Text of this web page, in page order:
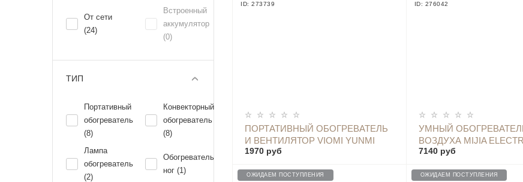
От сети
(24)
Встроенный
аккумулятор
(0)
ТИП
Портативный
обогреватель
(8)
Конвекторный
обогреватель
(8)
Лампа
обогреватель
(2)
Обогреватель
ног (1)
ID: 273739
ПОРТАТИВНЫЙ ОБОГРЕВАТЕЛЬ
И ВЕНТИЛЯТОР VIOMI YUNMI
COUNTERTOP HEATER - VXNF02
1970 руб
ОПОВЕСТИТЬ
ID: 276042
УМНЫЙ
ВОЗДУХА MIJIA
HEATER (220V,
(УЦЕНКА) - KRDNQ04ZM
7140 руб
ОЖИДАЕМ ПОСТУПЛЕНИЯ ОЖИДАЕМ ПОСТУПЛЕНИЯ